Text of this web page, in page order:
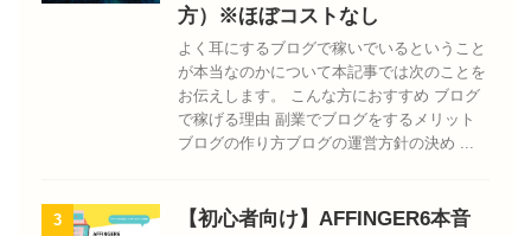
方）※ほぼコストなし
よく耳にするブログで稼いでいるということ
が本当なのかについて本記事では次のことを
お伝えします。 こんな方におすすめ ブログ
で稼げる理由 副業でブログをするメリット
ブログの作り方ブログの運営方針の決め ...
3
【初心者向け】AFFINGER6本音